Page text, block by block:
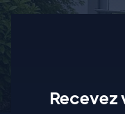
Recevez